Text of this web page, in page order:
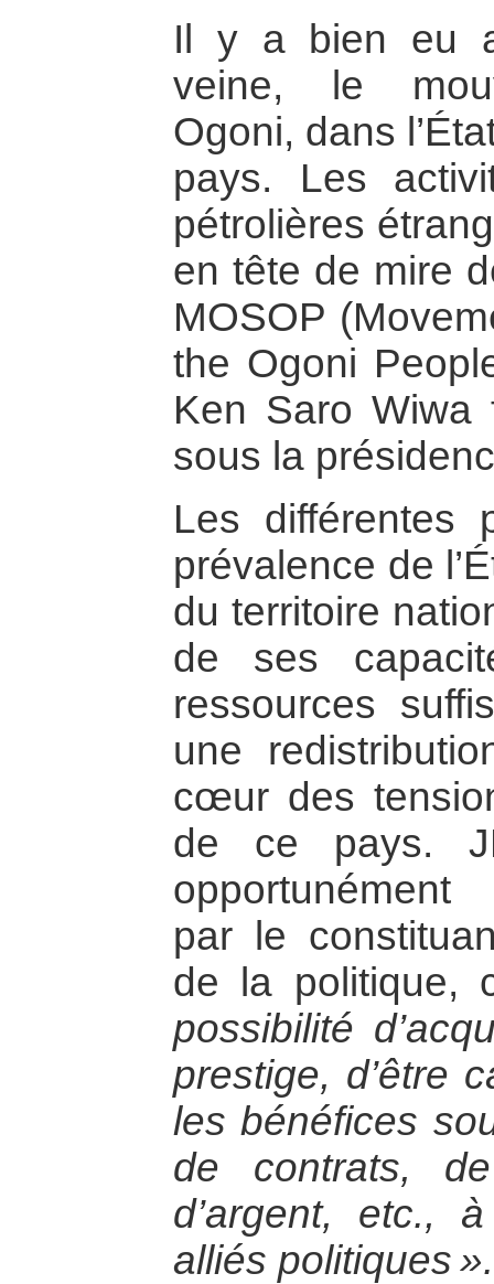
Il y a bien eu
veine, le
Ogoni, dans
pays. Les
pétrolières
en tête de mire
MOSOP
the Ogoni
Ken Saro Wiwa
sous la
Les différentes
prévalence de
du territoire
de ses
ressources
une
cœur des
de ce pays.
opportunément
par le
de la politique,
possibilité
prestige, d’être
les bénéfices
de contrats,
d’argent, etc.,
alliés politiques ».